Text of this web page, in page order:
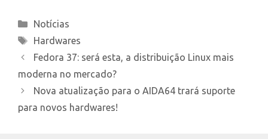
Categories
Notícias
Tags
Hardwares
Fedora 37: será esta, a distribuição Linux mais
moderna no mercado?
Nova atualização para o AIDA64 trará suporte
para novos hardwares!